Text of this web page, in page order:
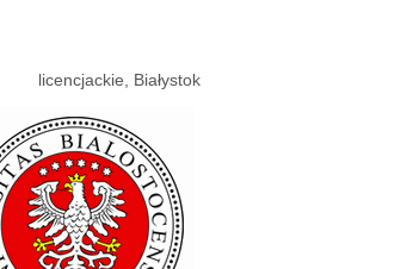
licencjackie, Białystok